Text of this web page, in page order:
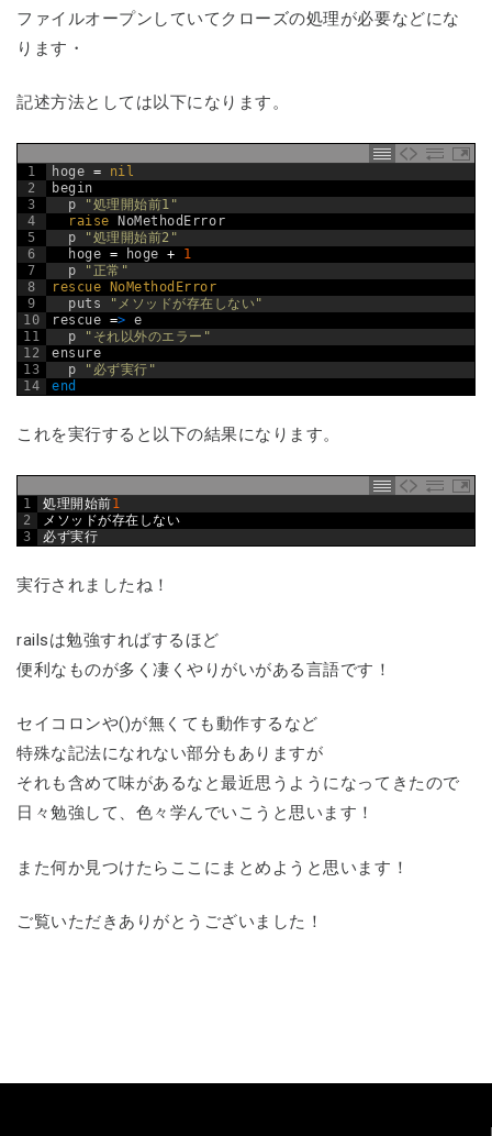
ファイルオープンしていてクローズの処理が必要などにな
ります・
記述方法としては以下になります。
1
2
3
4
5
6
7
8
9
10
11
12
13
14
hoge =
nil
begin
p
"処理開始前1"
raise NoMethodError
p
"処理開始前2"
hoge = hoge +
1
p
"正常"
rescue NoMethodError
puts
"メソッドが存在しない"
rescue => e
p
"それ以外のエラー"
ensure
p
"必ず実行"
end
これを実行すると以下の結果になります。
1
2
3
処理開始前1
メソッドが存在しない
必ず実行
実行されましたね！
railsは勉強すればするほど
便利なものが多く凄くやりがいがある言語です！
セイコロンや()が無くても動作するなど
特殊な記法になれない部分もありますが
それも含めて味があるなと最近思うようになってきたので
日々勉強して、色々学んでいこうと思います！
また何か見つけたらここにまとめようと思います！
ご覧いただきありがとうございました！